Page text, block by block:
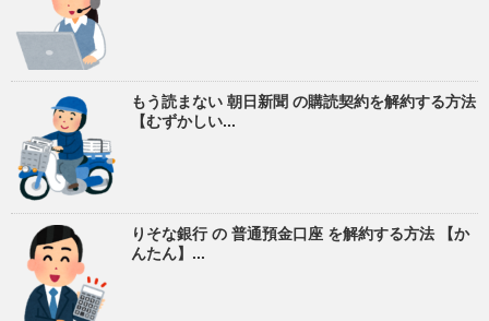
もう読まない 朝日新聞 の購読契約を解約する方法
【むずかしい...
りそな銀行 の 普通預金口座 を解約する方法 【か
んたん】...